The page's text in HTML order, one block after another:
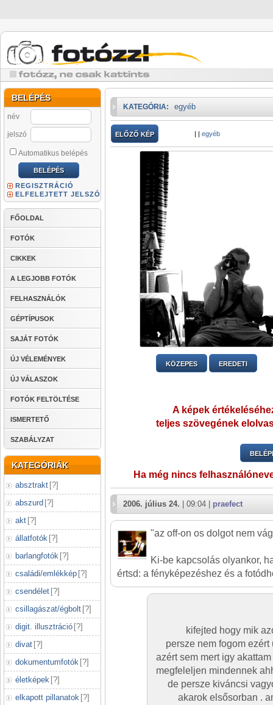
BELÉPÉS
név
jelszó
Automatikus belépés
REGISZTRÁCIÓ
ELFELEJTETT JELSZÓ
FŐOLDAL
FOTÓK
CIKKEK
A LEGJOBB FOTÓK
FELHASZNÁLÓK
GÉPTÍPUSOK
SAJÁT FOTÓK
ÚJ VÉLEMÉNYEK
ÚJ VÁLASZOK
FOTÓK FELTÖLTÉSE
ISMERTETŐ
SZABÁLYZAT
KATEGÓRIÁK
absztrakt [?]
abszurd [?]
akt [?]
állatfotók [?]
barlangfotók [?]
családi/emlékkép [?]
csendélet [?]
csillagászat/égbolt [?]
digit. illusztráció [?]
divat [?]
dokumentumfotók [?]
életképek [?]
elkapott pillanatok [?]
KATEGÓRIA: egyéb
ELŐZŐ KÉP | | egyéb
KÖZEPES EREDETI
A képek
teljes szövegének
Ha még nincs
2006. július 24. | 09:04 | praefect
"az off-on os dolgot nem
Ki-be kapcsolás olyankor,
értsd: a fényképezéshez és a
kifejted hogy mik
persze nem fogom
azért sem mert igy
megfeleljen mindennek
de persze kiváncsi
akarok elsősorban .